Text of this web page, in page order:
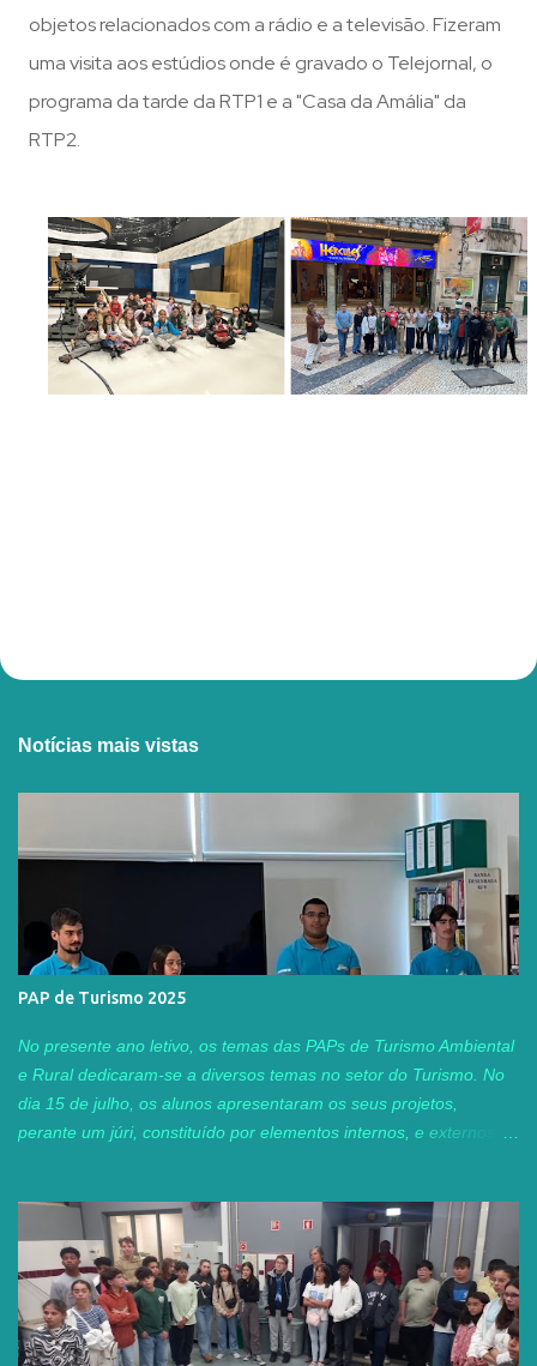
objetos relacionados com a rádio e a televisão. Fizeram
uma visita aos estúdios onde é gravado o Telejornal, o
programa da tarde da RTP1 e a "Casa da Amália" da
RTP2.
Notícias mais vistas
PAP de Turismo 2025
No presente ano letivo, os temas das PAPs de Turismo Ambiental
e Rural dedicaram-se a diversos temas no setor do Turismo. No
dia 15 de julho, os alunos apresentaram os seus projetos,
perante um júri, constituído por elementos internos, e externos ao
Superior de Turismo e Tecnologias do Mar, do IPL, Peniche, e
com duas ex-alunas do nosso curso profissional TAR, Sofia
Carvalho e Patrícia Baptista , que neste momento, já concluíram
as suas licenciaturas na área. A Sofia está neste momento a
trabalhar na agência de viagens "Guia Viagens", e a Patrícia